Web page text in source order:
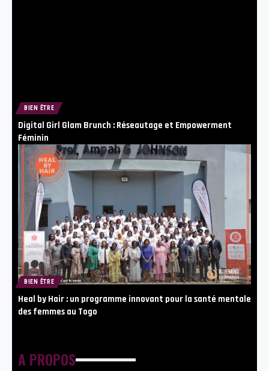
BIEN ÊTRE
Digital Girl Glam Brunch : Réseautage et Empowerment
Féminin
BIEN ÊTRE
Heal by Hair : un programme innovant pour la santé mentale
des femmes au Togo
A PROPOS